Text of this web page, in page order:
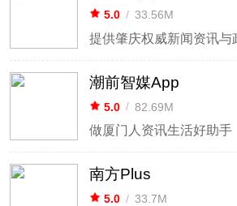
5.0 / 33.56M
潮前智媒App
5.0 / 82.69M
做厦门人资讯生活好助手
南方Plus
5.0 / 33.7M